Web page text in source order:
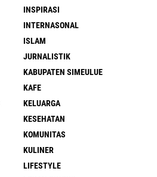
INSPIRASI
INTERNASONAL
ISLAM
JURNALISTIK
KABUPATEN SIMEULUE
KAFE
KELUARGA
KESEHATAN
KOMUNITAS
KULINER
LIFESTYLE